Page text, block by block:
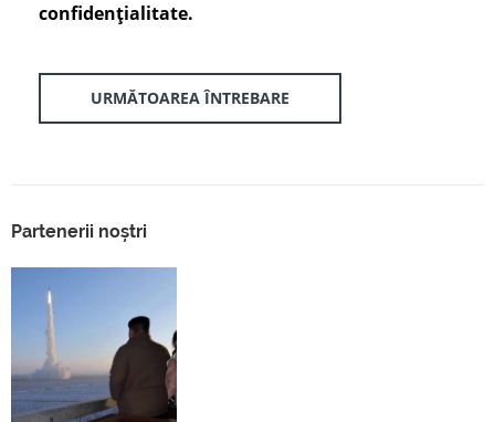
confidenţialitate.
URMĂTOAREA ÎNTREBARE
Partenerii noștri